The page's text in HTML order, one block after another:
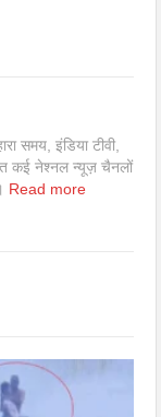
समय, इंडिया टीवी,
कई नेश्नल न्यूज़ चैनलों
Read more